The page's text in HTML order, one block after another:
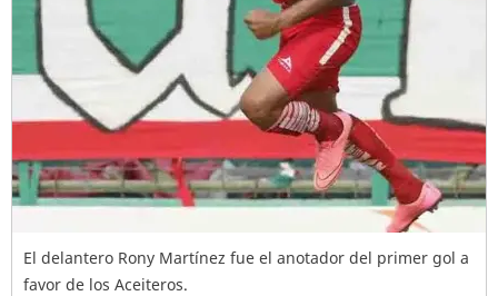
El delantero Rony Martínez fue el anotador del primer gol a
favor de los Aceiteros.